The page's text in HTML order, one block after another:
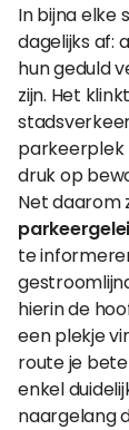
In bijna elke
dagelijks af:
hun geduld
zijn. Het
parkeerplek
druk op
Net daarom
te
hierin de
een plekje
route je
enkel
naargelang